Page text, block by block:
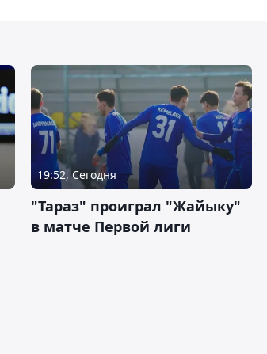
19:52, Сегодня
"Тараз" проиграл "Жайыку"
в матче Первой лиги